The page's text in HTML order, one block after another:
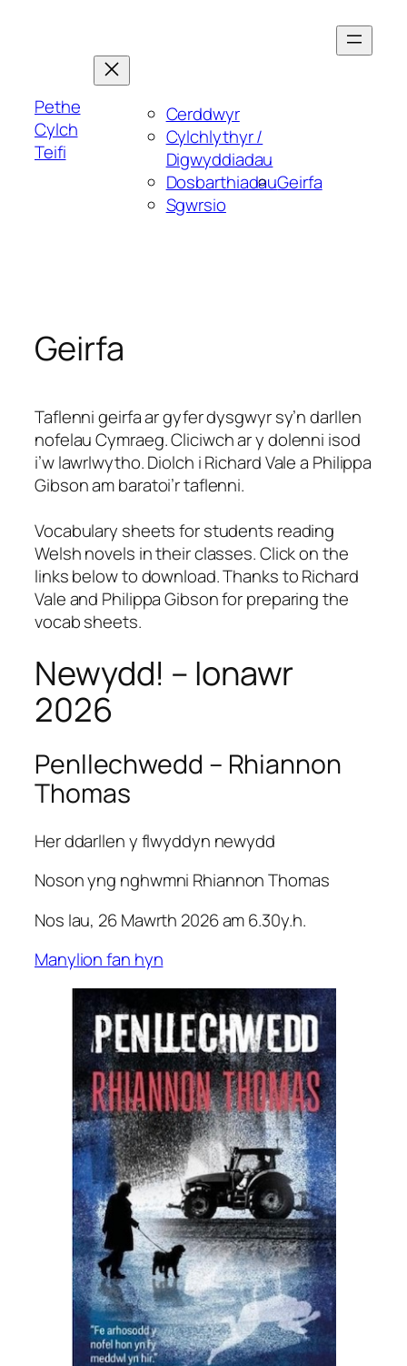
Pethe
Cylch
Teifi
Cerddwyr
Cylchlythyr /
Digwyddiadau
DosbarthiadauGeirfa
Sgwrsio
Geirfa
Taflenni geirfa ar gyfer dysgwyr sy’n darllen
nofelau Cymraeg. Cliciwch ar y dolenni isod
i’w lawrlwytho. Diolch i Richard Vale a Philippa
Gibson am baratoi’r taflenni.
Vocabulary sheets for students reading
Welsh novels in their classes. Click on the
links below to download. Thanks to Richard
Vale and Philippa Gibson for preparing the
vocab sheets.
Newydd! – Ionawr
2026
Penllechwedd – Rhiannon
Thomas
Her ddarllen y flwyddyn newydd
Noson yng nghwmni Rhiannon Thomas
Nos Iau, 26 Mawrth 2026 am 6.30y.h.
Manylion fan hyn